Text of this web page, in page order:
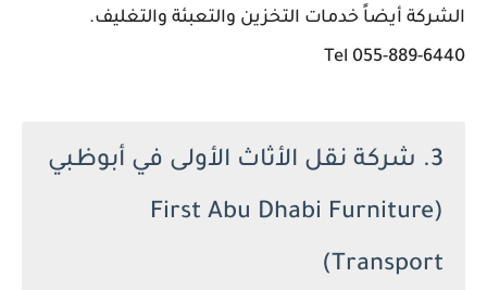
الشركة أيضاً خدمات التخزين والتعبئة والتغليف.
055-889-6440 Tel
3. شركة نقل الأثاث الأولى في أبوظبي
(First Abu Dhabi Furniture
Transport)